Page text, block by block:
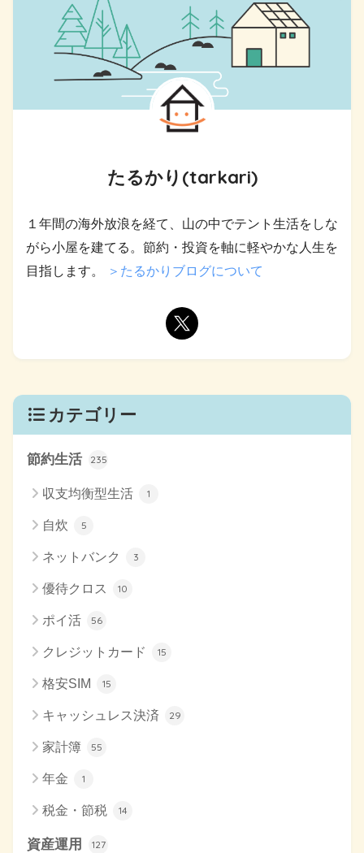
たるかり(tarkari)
１年間の海外放浪を経て、山の中でテント生活をしな
がら小屋を建てる。節約・投資を軸に軽やかな人生を
目指します。
＞たるかりブログについて
カテゴリー
節約生活 235
収支均衡型生活 1
自炊 5
ネットバンク 3
優待クロス 10
ポイ活 56
クレジットカード 15
格安SIM 15
キャッシュレス決済 29
家計簿 55
年金 1
税金・節税 14
資産運用 127